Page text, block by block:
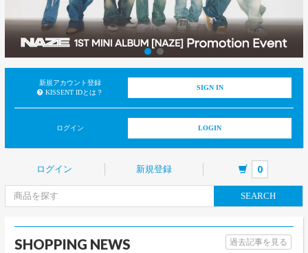
新規アカウント登録
KISSENT IDとは？
SIGN IN
ログイン LOGIN
ログイン 新規登録 0
SEARCH
SHOPPING NEWS 過去記事を見る